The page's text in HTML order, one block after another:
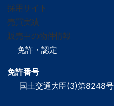
採用サイト
売買実績
販売中の物件情報
免許・認定
免許番号
国土交通大臣(3)第8248号